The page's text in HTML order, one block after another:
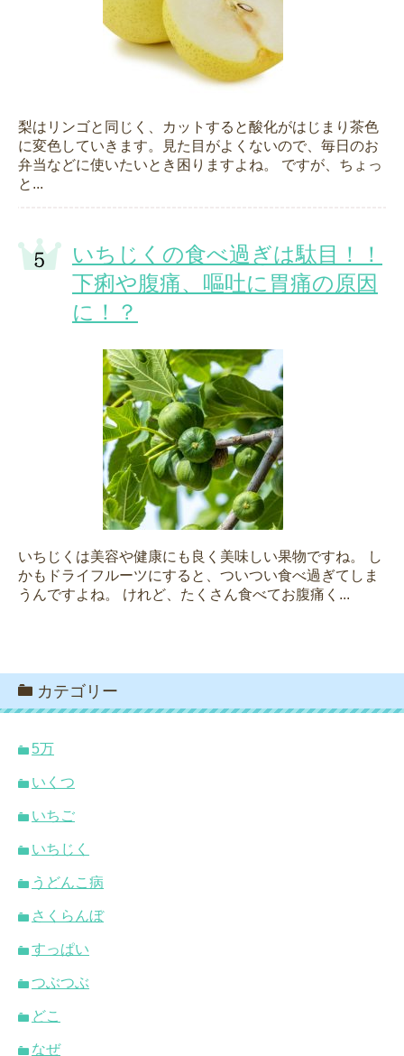
梨はリンゴと同じく、カットすると酸化がはじまり茶色
に変色していきます。見た目がよくないので、毎日のお
弁当などに使いたいとき困りますよね。 ですが、ちょっ
と...
いちじくの食べ過ぎは駄目！！
下痢や腹痛、嘔吐に胃痛の原因
に！？
いちじくは美容や健康にも良く美味しい果物ですね。 し
かもドライフルーツにすると、ついつい食べ過ぎてしま
うんですよね。 けれど、たくさん食べてお腹痛く...
カテゴリー
5万
いくつ
いちご
いちじく
うどんこ病
さくらんぼ
すっぱい
つぶつぶ
どこ
なぜ